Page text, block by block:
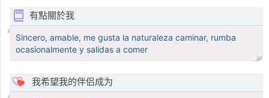
有點關於我
Sincero, amable, me gusta la naturaleza caminar, rumba
ocasionalmente y salidas a comer
我希望我的伴侣成为